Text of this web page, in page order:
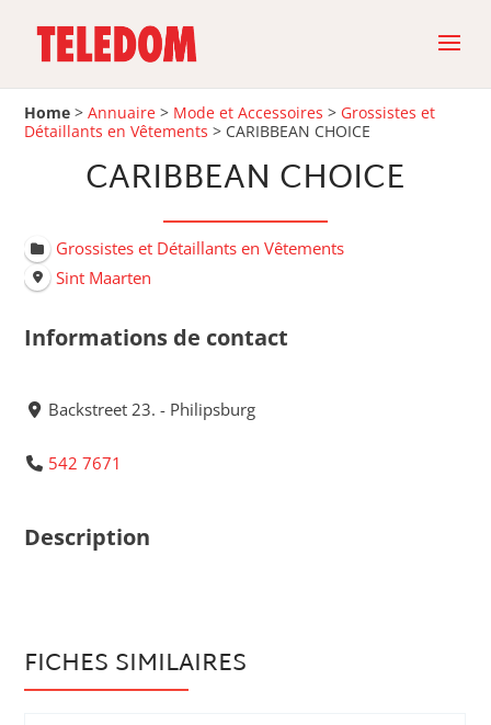
Home >Annuaire > Mode et Accessoires > Grossistes et
Détaillants en Vêtements > CARIBBEAN CHOICE
CARIBBEAN CHOICE
Grossistes et Détaillants en Vêtements
Sint Maarten
Informations de contact
Backstreet 23. - Philipsburg
542 7671
Description
FICHES SIMILAIRES